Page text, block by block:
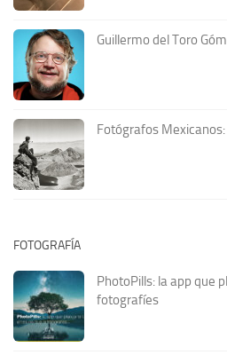
Guillermo del Toro
Fotógrafos Mexicanos:
FOTOGRAFÍA
PhotoPills: la app que
fotografíes